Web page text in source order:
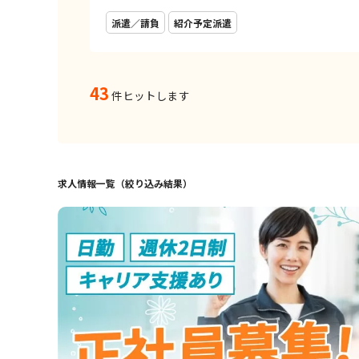
派遣／請負 紹介予定派遣
43 件ヒットします
求人情報一覧（絞り込み結果）